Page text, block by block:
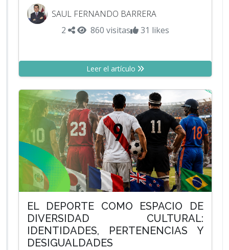
SAUL FERNANDO BARRERA
2
860 visitas 31 likes
Leer el artículo
EL DEPORTE COMO ESPACIO DE
DIVERSIDAD CULTURAL:
IDENTIDADES, PERTENENCIAS Y
DESIGUALDADES